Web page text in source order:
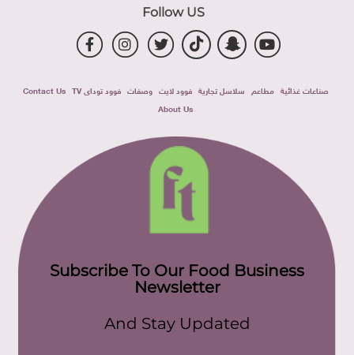
Follow US
صناعات غذائية مطاعم سلاسل تجارية فوود لايت وصفات فوود توداى TV
Contact Us
About Us
Subscribe To Our Food Business
Newsletter
And Stay Updated